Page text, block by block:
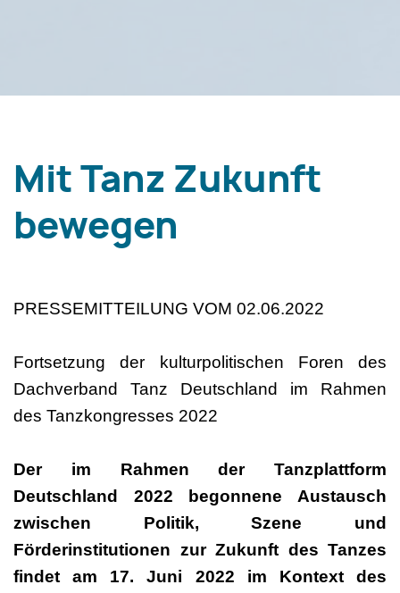
Mit Tanz Zukunft
bewegen
PRESSEMITTEILUNG VOM 02.06.2022
Fortsetzung der kulturpolitischen Foren des
Dachverband Tanz Deutschland im Rahmen
des Tanzkongresses 2022
Der im Rahmen der Tanzplattform
Deutschland 2022 begonnene Austausch
zwischen Politik, Szene und
Förderinstitutionen zur Zukunft des Tanzes
findet am 17. Juni 2022 im Kontext des